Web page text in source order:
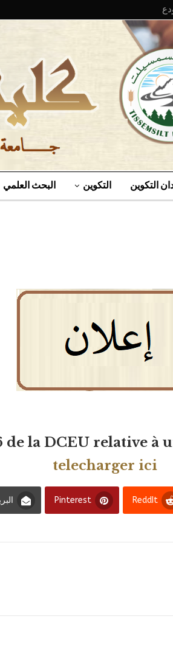
التكوين التكوين البحث العلمي
de la DCEU relative à
telecharger ici
ReddIt
Pinterest